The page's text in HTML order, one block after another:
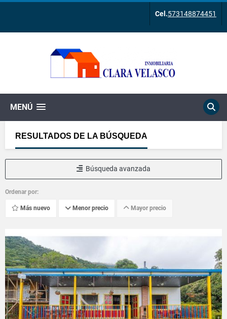
Cel.573148874451
MENÚ
RESULTADOS DE LA BÚSQUEDA
Búsqueda avanzada
Ordenar por:
Más nuevo Menor precio Mayor precio
VER DETALLES